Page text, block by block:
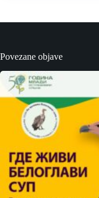
Povezane objave